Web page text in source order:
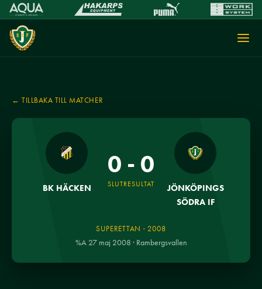
← TILLBAKA TILL MATCHER
BK HÄCKEN
0 - 0
SLUTRESULTAT
JÖNKÖPINGS
SÖDRA IF
SUPERETTAN · 2008
%A 27 maj 2008 · Rambergsvallen